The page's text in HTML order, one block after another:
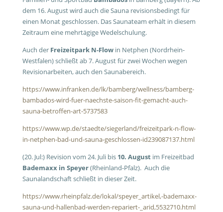
dem 16. August wird auch die Sauna revisionsbedingt für
einen Monat geschlossen. Das Saunateam erhält in diesem
Zeitraum eine mehrtägige Wedelschulung.
Auch der Freizeitpark N-Flowin Netphen (Nordrhein-
Westfalen) schließt ab 7. August für zwei Wochen wegen
Revisionarbeiten, auch den Saunabereich.
https://www.infranken.de/lk/bamberg/wellness/bamberg-
bambados-wird-fuer-naechste-saison-fit-gemacht-auch-
sauna-betroffen-art-5737583
https://www.wp.de/staedte/siegerland/freizeitpark-n-flow-
in-netphen-bad-und-sauna-geschlossen-id239087137.html
(20. Jul:) Revision vom 24. Juli bis 10. Augustim Freizeitbad
Bademaxx in Speyer(Rheinland-Pfalz). Auch die
Saunalandschaft schließt in dieser Zeit.
https://www.rheinpfalz.de/lokal/speyer_artikel,-bademaxx-
sauna-und-hallenbad-werden-repariert-_arid,5532710.html